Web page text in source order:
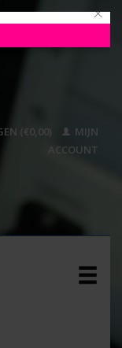
×
(€0,00)
MIJN
ACCOUNT